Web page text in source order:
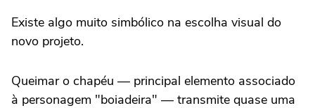
Existe algo muito simbólico na escolha visual do
novo projeto.
Queimar o chapéu — principal elemento associado
à personagem "boiadeira" — transmite quase uma